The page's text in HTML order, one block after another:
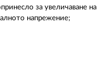
за увеличаване на
напрежение;